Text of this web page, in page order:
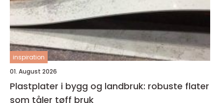
inspiration
01. August 2026
Plastplater i bygg og landbruk: robuste flater
som tåler tøff bruk